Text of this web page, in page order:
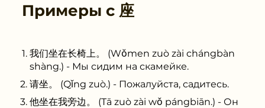
Примеры с 座
我们坐在长椅上。 (Wǒmen zuò zài chángbàn
shàng.) - Мы сидим на скамейке.
请坐。 (Qǐng zuò.) - Пожалуйста, садитесь.
他坐在我旁边。 (Tā zuò zài wǒ pángbiān.) - Он